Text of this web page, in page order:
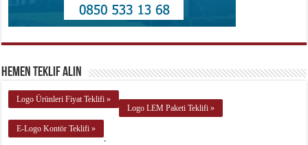
Hemen Teklif Alın
Logo Ürünleri Fiyat Teklifi »
Logo LEM Paketi Teklifi »
E-Logo Kontör Teklifi »
.